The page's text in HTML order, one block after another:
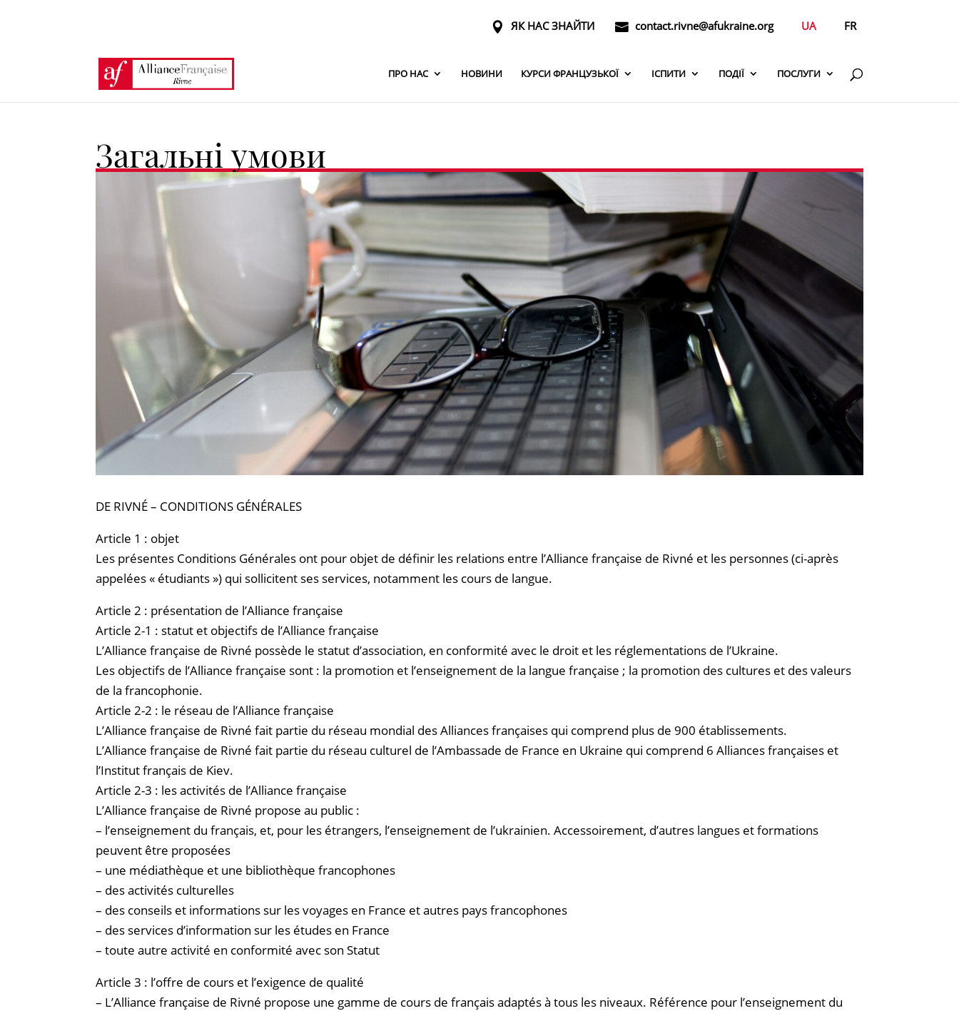
ЯК НАС ЗНАЙТИ contact.rivne@afukraine.org UA FR
ПРО НАС НОВИНИ КУРСИ ФРАНЦУЗЬКОЇ ІСПИТИ ПОДІЇ ПОСЛУГИ
Загальні умови
DE RIVNÉ – CONDITIONS GÉNÉRALES
Article 1 : objet
Les présentes Conditions Générales ont pour objet de définir les relations entre l’Alliance française de Rivné et les personnes (ci-après
appelées « étudiants ») qui sollicitent ses services, notamment les cours de langue.
Article 2 : présentation de l’Alliance française
Article 2-1 : statut et objectifs de l’Alliance française
L’Alliance française de Rivné possède le statut d’association, en conformité avec le droit et les réglementations de l’Ukraine.
Les objectifs de l’Alliance française sont : la promotion et l’enseignement de la langue française ; la promotion des cultures et des valeurs
de la francophonie.
Article 2-2 : le réseau de l’Alliance française
L’Alliance française de Rivné fait partie du réseau mondial des Alliances françaises qui comprend plus de 900 établissements.
L’Alliance française de Rivné fait partie du réseau culturel de l’Ambassade de France en Ukraine qui comprend 6 Alliances françaises et
l’Institut français de Kiev.
Article 2-3 : les activités de l’Alliance française
L’Alliance française de Rivné propose au public :
– l’enseignement du français, et, pour les étrangers, l’enseignement de l’ukrainien. Accessoirement, d’autres langues et formations
peuvent être proposées
– une médiathèque et une bibliothèque francophones
– des activités culturelles
– des conseils et informations sur les voyages en France et autres pays francophones
– des services d’information sur les études en France
– toute autre activité en conformité avec son Statut
Article 3 : l’offre de cours et l’exigence de qualité
– L’Alliance française de Rivné propose une gamme de cours de français adaptés à tous les niveaux. Référence pour l’enseignement du